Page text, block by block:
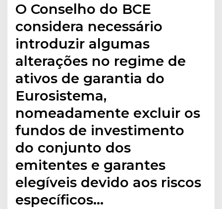
O Conselho do BCE
considera necessário
introduzir algumas
alterações no regime de
ativos de garantia do
Eurosistema,
nomeadamente excluir os
fundos de investimento
do conjunto dos
emitentes e garantes
elegíveis devido aos riscos
específicos…